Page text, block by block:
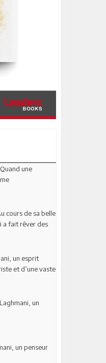
une
cours de sa belle
a fait rêver des
un esprit
et d’une vaste
un
un penseur